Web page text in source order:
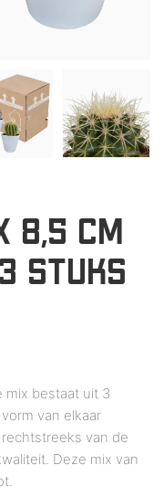
8,5 CM
STUKS
mix bestaat uit 3
van elkaar
van de
Deze mix van